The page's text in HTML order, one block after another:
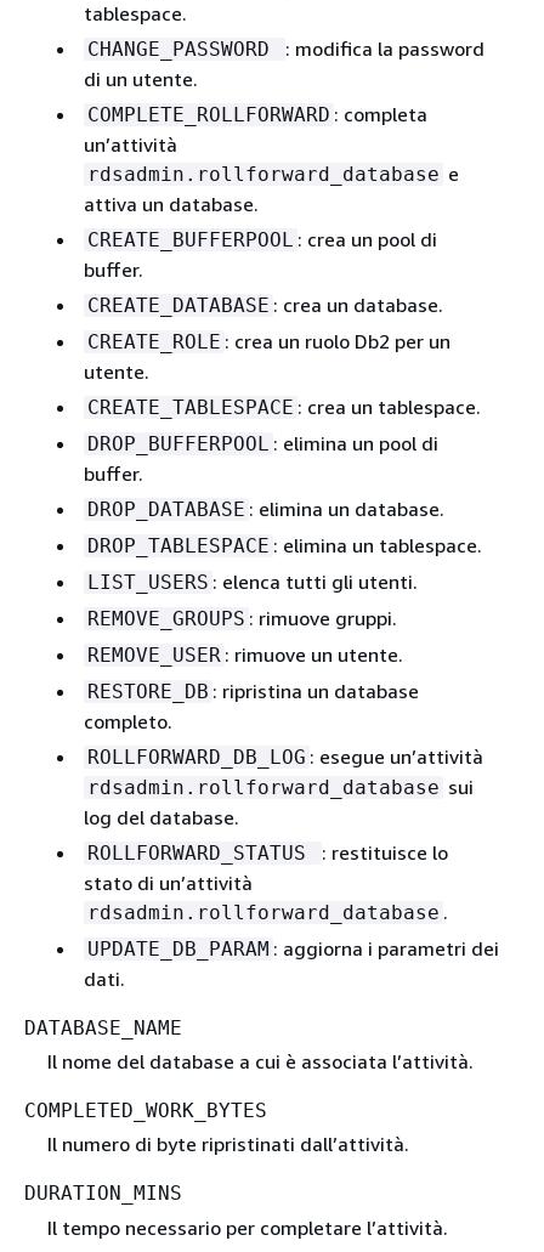
tablespace.
CHANGE_PASSWORD
: modifica la password
di un utente.
COMPLETE_ROLLFORWARD : completa
un’attività
rdsadmin.rollforward_database e
attiva un database.
CREATE_BUFFERPOOL : crea un pool di
buffer.
CREATE_DATABASE : crea un database.
CREATE_ROLE : crea un ruolo Db2 per un
utente.
CREATE_TABLESPACE : crea un tablespace.
DROP_BUFFERPOOL : elimina un pool di
buffer.
DROP_DATABASE : elimina un database.
DROP_TABLESPACE : elimina un tablespace.
LIST_USERS : elenca tutti gli utenti.
REMOVE_GROUPS : rimuove gruppi.
REMOVE_USER : rimuove un utente.
RESTORE_DB : ripristina un database
completo.
ROLLFORWARD_DB_LOG : esegue un’attività
rdsadmin.rollforward_database sui
log del database.
ROLLFORWARD_STATUS
: restituisce lo
stato di un’attività
rdsadmin.rollforward_database .
UPDATE_DB_PARAM : aggiorna i parametri dei
dati.
DATABASE_NAME
Il nome del database a cui è associata l’attività.
COMPLETED_WORK_BYTES
Il numero di byte ripristinati dall’attività.
DURATION_MINS
Il tempo necessario per completare l’attività.